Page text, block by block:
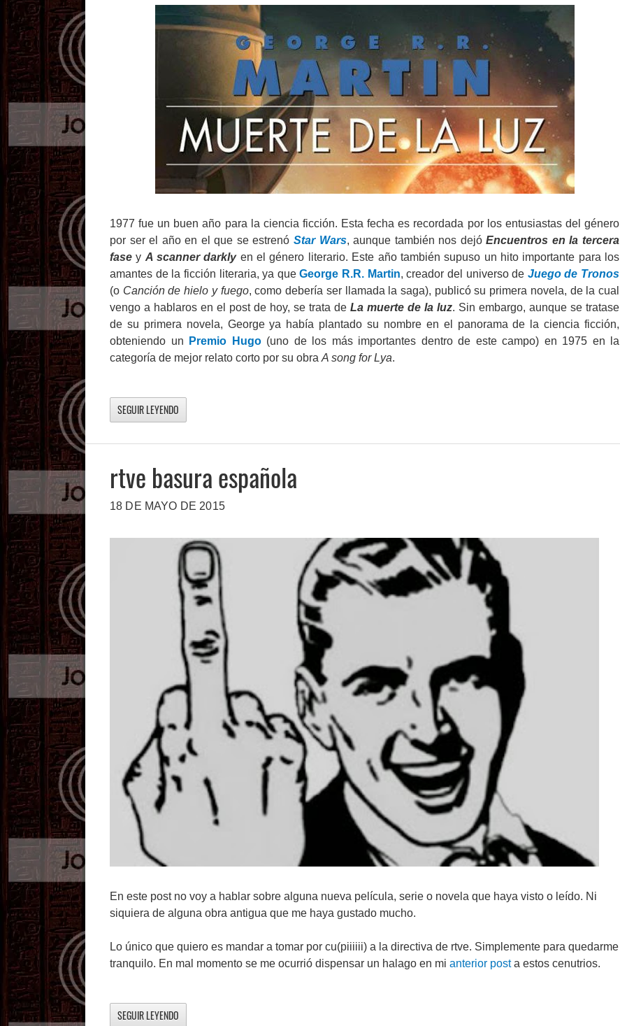
1977 fue un buen año para la ciencia ficción. Esta fecha es recordada por los entusiastas del género
por ser el año en el que se estrenó Star Wars, aunque también nos dejóEncuentros en la tercera
fase y A scanner darklyen el género literario. Este año también supuso un hito importante para los
amantes de la ficción literaria, ya queGeorge R.R. Martin, creador del universo de Juego de Tronos
(o Canción de hielo y fuego, como debería ser llamada la saga), publicó su primera novela, de la cual
vengo a hablaros en el post de hoy, se trata de La muerte de la luz. Sin embargo, aunque se tratase
de su primera novela, George ya había plantado su nombre en el panorama de la ciencia ficción,
obteniendo un
Premio Hugo(uno de los más importantes dentro de este campo) en 1975 en la
categoría de mejor relato corto por su obra A song for Lya.
SEGUIR LEYENDO
rtve basura española
18 DE MAYO DE 2015
En este post no voy a hablar sobre alguna nueva película, serie o novela que haya visto o leído. Ni
siquiera de alguna obra antigua que me haya gustado mucho.
Lo único que quiero es mandar a tomar por cu(piiiiii) a la directiva de rtve. Simplemente para quedarme
tranquilo. En mal momento se me ocurrió dispensar un halago en mi anterior posta estos cenutrios.
SEGUIR LEYENDO